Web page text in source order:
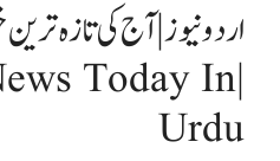
اردو نیوز | آج کی تازہ
Today In
Urdu